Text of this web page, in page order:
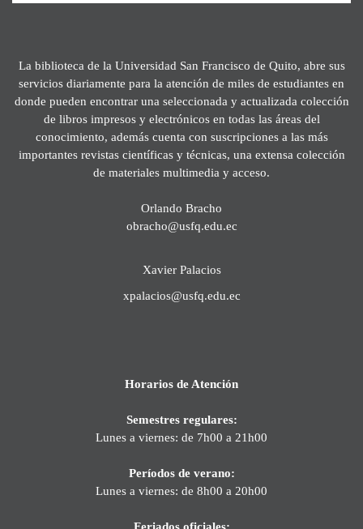
La biblioteca de la Universidad San Francisco de Quito, abre sus
servicios diariamente para la atención de miles de estudiantes en
donde pueden encontrar una seleccionada y actualizada colección
de libros impresos y electrónicos en todas las áreas del
conocimiento, además cuenta con suscripciones a las más
importantes revistas científicas y técnicas, una extensa colección
de materiales multimedia y acceso.
Orlando Bracho
obracho@usfq.edu.ec
Xavier Palacios
xpalacios@usfq.edu.ec
Horarios de Atención
Semestres regulares:
Lunes a viernes: de 7h00 a 21h00
Períodos de verano:
Lunes a viernes: de 8h00 a 20h00
Feriados oficiales: